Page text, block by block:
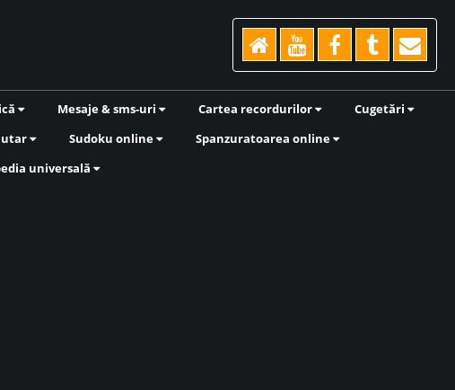
Mesaje & sms-uri Cartea recordurilor
Cugetări
Sudoku online
Spanzuratoarea online
universală